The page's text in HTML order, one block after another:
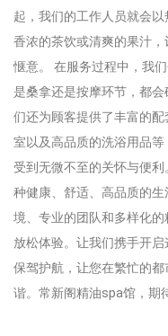
起，我们的工作人员就会
香浓的茶饮或清爽的果汁
惬意。 在服务过程中，我
是桑拿还是按摩环节，都
们还为顾客提供了丰富的
室以及高品质的洗浴用品
受到无微不至的关怀与便
种健康、舒适、高品质的
境、专业的团队和多样化
放松体验。让我们携手开
保驾护航，让您在繁忙的
谐。常新阁精油spa馆，期